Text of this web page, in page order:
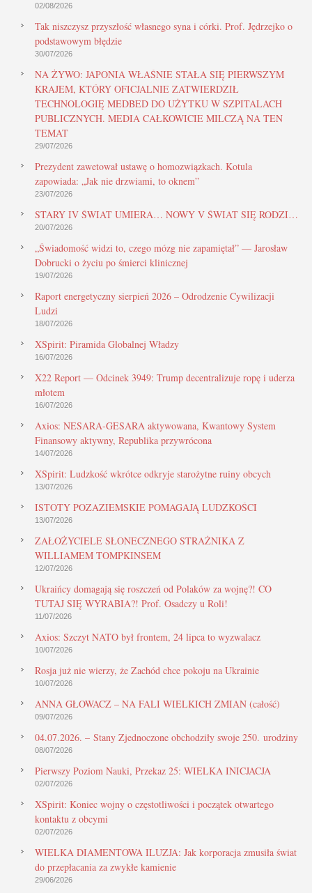
02/08/2026
Tak niszczysz przyszłość własnego syna i córki. Prof. Jędrzejko o
podstawowym błędzie
30/07/2026
NA ŻYWO: JAPONIA WŁAŚNIE STAŁA SIĘ PIERWSZYM
KRAJEM, KTÓRY OFICJALNIE ZATWIERDZIŁ
TECHNOLOGIĘ MEDBED DO UŻYTKU W SZPITALACH
PUBLICZNYCH. MEDIA CAŁKOWICIE MILCZĄ NA TEN
TEMAT
29/07/2026
Prezydent zawetował ustawę o homozwiązkach. Kotula
zapowiada: „Jak nie drzwiami, to oknem”
23/07/2026
STARY IV ŚWIAT UMIERA… NOWY V ŚWIAT SIĘ RODZI…
20/07/2026
„Świadomość widzi to, czego mózg nie zapamiętał” — Jarosław
Dobrucki o życiu po śmierci klinicznej
19/07/2026
Raport energetyczny sierpień 2026 – Odrodzenie Cywilizacji
Ludzi
18/07/2026
XSpirit: Piramida Globalnej Władzy
16/07/2026
X22 Report — Odcinek 3949: Trump decentralizuje ropę i uderza
młotem
16/07/2026
Axios: NESARA-GESARA aktywowana, Kwantowy System
Finansowy aktywny, Republika przywrócona
14/07/2026
XSpirit: Ludzkość wkrótce odkryje starożytne ruiny obcych
13/07/2026
ISTOTY POZAZIEMSKIE POMAGAJĄ LUDZKOŚCI
13/07/2026
ZAŁOŻYCIELE SŁONECZNEGO STRAŻNIKA Z
WILLIAMEM TOMPKINSEM
12/07/2026
Ukraińcy domagają się roszczeń od Polaków za wojnę?! CO
TUTAJ SIĘ WYRABIA?! Prof. Osadczy u Roli!
11/07/2026
Axios: Szczyt NATO był frontem, 24 lipca to wyzwalacz
10/07/2026
Rosja już nie wierzy, że Zachód chce pokoju na Ukrainie
10/07/2026
ANNA GŁOWACZ – NA FALI WIELKICH ZMIAN (całość)
09/07/2026
04.07.2026. – Stany Zjednoczone obchodziły swoje 250. urodziny
08/07/2026
Pierwszy Poziom Nauki, Przekaz 25: WIELKA INICJACJA
02/07/2026
XSpirit: Koniec wojny o częstotliwości i początek otwartego
kontaktu z obcymi
02/07/2026
WIELKA DIAMENTOWA ILUZJA: Jak korporacja zmusiła świat
do przepłacania za zwykłe kamienie
29/06/2026